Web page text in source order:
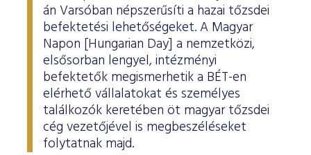
ESG Útmutató
án Varsóban népszerűsíti a hazai tőzsdei
befektetési lehetőségeket. A Magyar
Napon [Hungarian Day] a nemzetközi,
elsősorban lengyel, intézményi
befektetők megismerhetik a BÉT-en
elérhető vállalatokat és személyes
találkozók keretében öt magyar tőzsdei
cég vezetőjével is megbeszéléseket
folytatnak majd.